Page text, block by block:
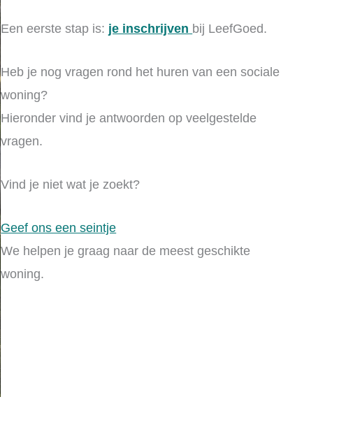
Een eerste stap is: je inschrijven bij LeefGoed.
Heb je nog vragen rond het huren van een sociale
woning?
Hieronder vind je antwoorden op veelgestelde
vragen.
Vind je niet wat je zoekt?
Geef ons een seintje
We helpen je graag naar de meest geschikte
woning.